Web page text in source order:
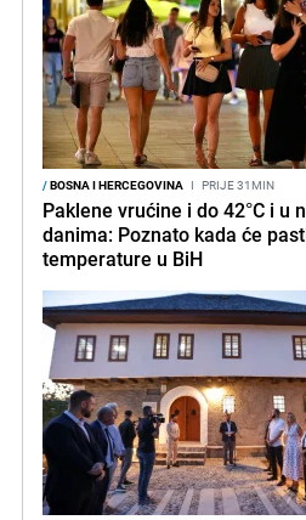
/BOSNA I HERCEGOVINA I PRIJE 31MIN
Paklene vrućine i do 42°C i u
danima: Poznato kada će
temperature u BiH